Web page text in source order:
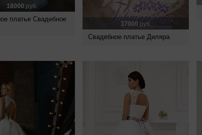
18000 руб.
платье Свадебное
37000 руб.
Свадебное платье Диляра